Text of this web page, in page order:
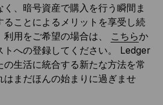
、暗号資産で購入を行う瞬間ま
ることによるメリットを享受し続
用をご希望の場合は、
こちらか
トへの登録してください。 Ledger
生活に統合する新たな方法を常
はまだほんの始まりに過ぎませ